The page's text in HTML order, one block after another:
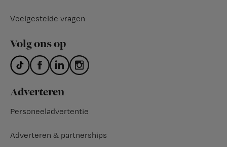
Veelgestelde vragen
Volg ons op
Adverteren
Personeeladvertentie
Adverteren & partnerships